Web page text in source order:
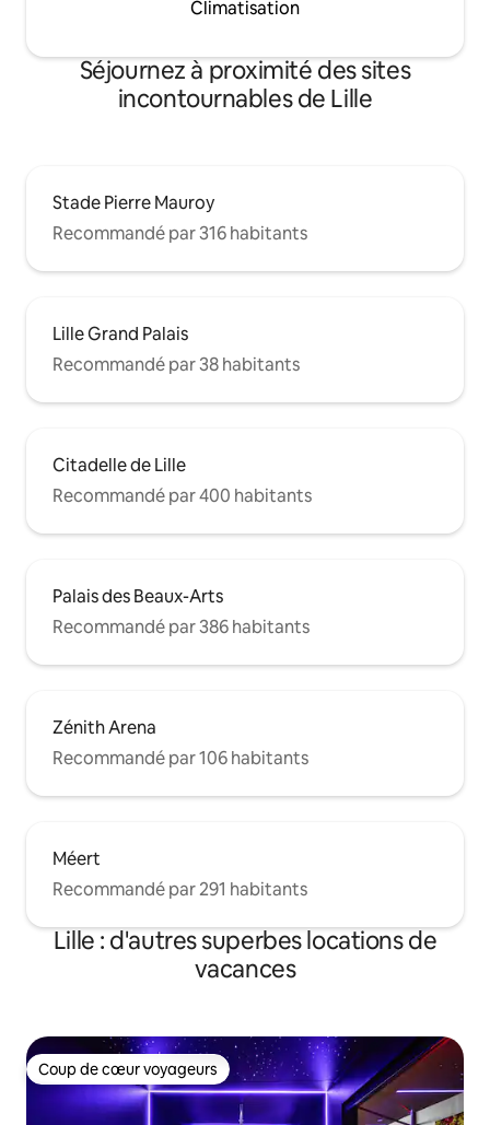
Climatisation
Séjournez à proximité des sites
incontournables de Lille
Stade Pierre Mauroy
Recommandé par 316 habitants
Lille Grand Palais
Recommandé par 38 habitants
Citadelle de Lille
Recommandé par 400 habitants
Palais des Beaux-Arts
Recommandé par 386 habitants
Zénith Arena
Recommandé par 106 habitants
Méert
Recommandé par 291 habitants
Lille : d'autres superbes locations de
vacances
Coup de cœur voyageurs
Coup de cœur voyageurs